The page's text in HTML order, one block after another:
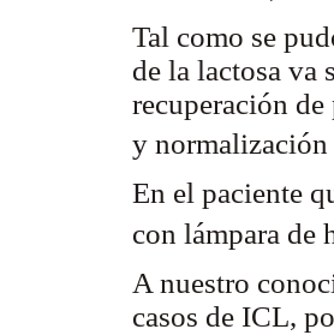
Tal como se
de la lactosa va
recuperación
y normalización
En el paciente
con lámpara de
A nuestro
casos de ICL,